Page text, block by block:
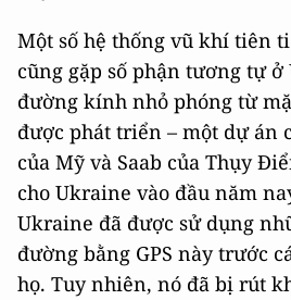
Một số hệ thống vũ khí tiên
cũng gặp số phận tương tự
đường kính nhỏ phóng từ
được phát triển – một dự án
của Mỹ và Saab của Thụy
cho Ukraine vào đầu năm
Ukraine đã được sử dụng
đường bằng GPS này trước
họ. Tuy nhiên, nó đã bị rút